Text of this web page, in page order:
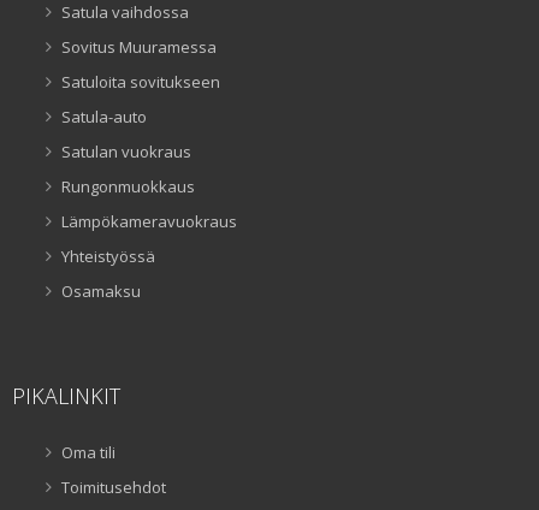
Satula vaihdossa
Sovitus Muuramessa
Satuloita sovitukseen
Satula-auto
Satulan vuokraus
Rungonmuokkaus
Lämpökameravuokraus
Yhteistyössä
Osamaksu
PIKALINKIT
Oma tili
Toimitusehdot